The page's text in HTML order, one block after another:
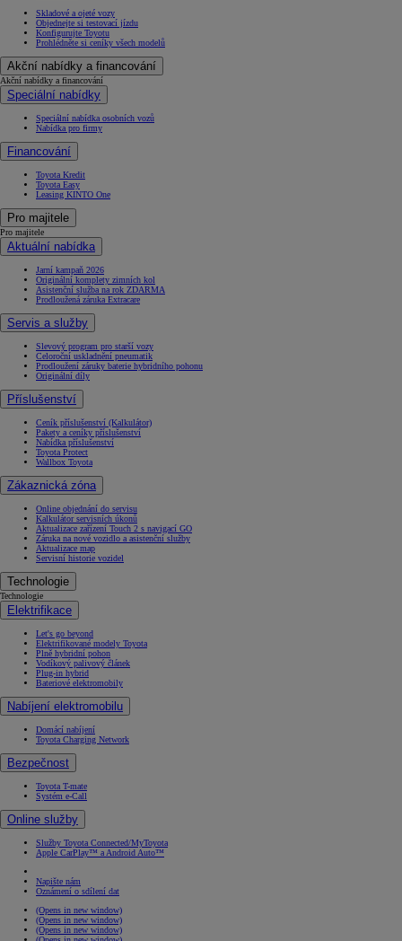
Skladové a ojeté vozy
Objednejte si testovací jízdu
Konfigurujte Toyotu
Prohlédněte si ceníky všech modelů
Akční nabídky a financování
Akční nabídky a financování
Speciální nabídky
Speciální nabídka osobních vozů
Nabídka pro firmy
Financování
Toyota Kredit
Toyota Easy
Leasing KINTO One
Pro majitele
Pro majitele
Aktuální nabídka
Jarní kampaň 2026
Originální komplety zimních kol
Asistenční služba na rok ZDARMA
Prodloužená záruka Extracare
Servis a služby
Slevový program pro starší vozy
Celoroční uskladnění pneumatik
Prodloužení záruky baterie hybridního pohonu
Originální díly
Příslušenství
Ceník příslušenství (Kalkulátor)
Pakety a ceníky příslušenství
Nabídka příslušenství
Toyota Protect
Wallbox Toyota
Zákaznická zóna
Online objednání do servisu
Kalkulátor servisních úkonů
Aktualizace zařízení Touch 2 s navigací GO
Záruka na nové vozidlo a asistenční služby
Aktualizace map
Servisní historie vozidel
Technologie
Technologie
Elektrifikace
Let's go beyond
Elektrifikované modely Toyota
Plně hybridní pohon
Vodíkový palivový článek
Plug-in hybrid
Bateriové elektromobily
Nabíjení elektromobilu
Domácí nabíjení
Toyota Charging Network
Bezpečnost
Toyota T-mate
Systém e-Call
Online služby
Služby Toyota Connected/MyToyota
Apple CarPlay™ a Android Auto™
Napište nám
Oznámení o sdílení dat
(Opens in new window)
(Opens in new window)
(Opens in new window)